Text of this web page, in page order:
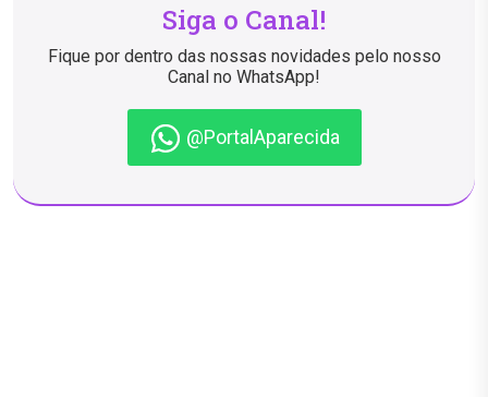
Siga o Canal!
Fique por dentro das nossas novidades pelo nosso
Canal no WhatsApp!
@PortalAparecida